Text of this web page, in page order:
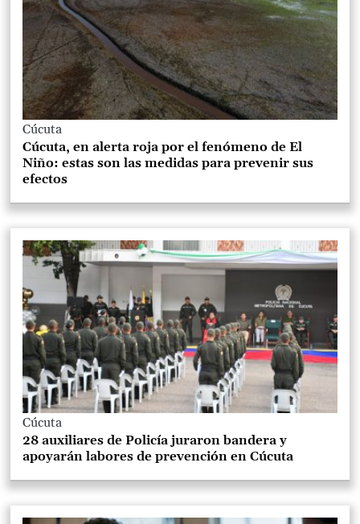
Cúcuta
Cúcuta, en alerta roja por el fenómeno de El
Niño: estas son las medidas para prevenir sus
efectos
Cúcuta
28 auxiliares de Policía juraron bandera y
apoyarán labores de prevención en Cúcuta